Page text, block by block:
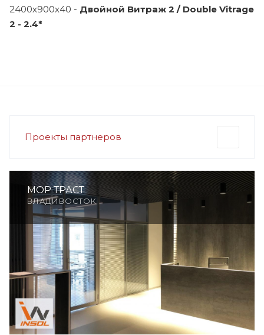
2400х900х40 - Двойной Витраж 2 / Double Vitrage
2 - 2.4*
Проекты партнеров
МОР ТРАСТ
ВЛАДИВОСТОК